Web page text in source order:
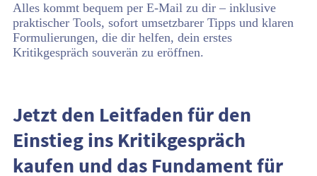
Alles kommt bequem per E-Mail zu dir – inklusive
praktischer Tools, sofort umsetzbarer Tipps und klaren
Formulierungen, die dir helfen, dein erstes
Kritikgespräch souverän zu eröffnen.
Jetzt den Leitfaden für den
Einstieg ins Kritikgespräch
kaufen und das Fundament für